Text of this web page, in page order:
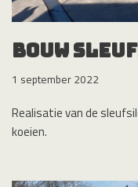
Bouw
1 september 2022
Realisatie van de
koeien.